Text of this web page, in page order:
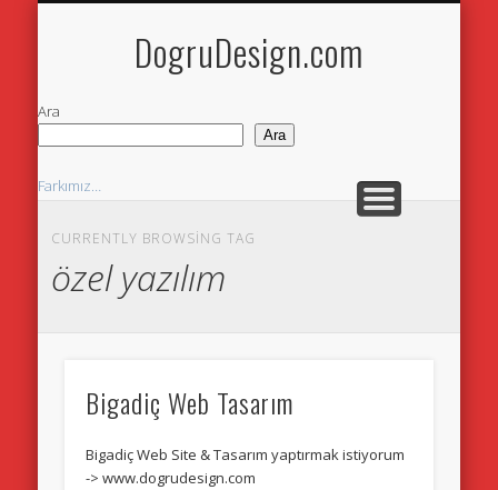
DogruDesign.com
Ara
Ara
Farkımız…
Neler Yaparız
Neden Web Sitesi
CURRENTLY BROWSING TAG
özel yazılım
Bigadiç Web Tasarım
Bigadiç Web Site & Tasarım yaptırmak istiyorum
-> www.dogrudesign.com